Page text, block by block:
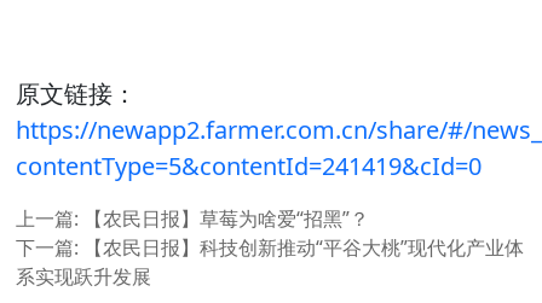
原文链接：
https://newapp2.farmer.com.cn/share/#/
contentType=5&contentId=241419&cId=0
上一篇:
【农民日报】草莓为啥爱“招黑”？
下一篇:
【农民日报】科技创新推动“平谷大桃”现代化产业体
系实现跃升发展